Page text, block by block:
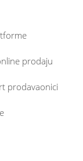
prodaju
prodavaonici